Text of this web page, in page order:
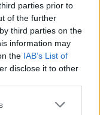
parties prior to
of the further
third parties on the
information may
the IAB’s List of
disclose it to other
or more Google